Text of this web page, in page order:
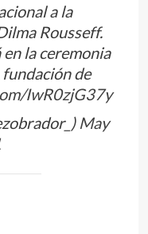
a la
Rousseff.
la ceremonia
de
IwR0zjG37y
May